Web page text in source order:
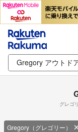
グレゴ
Gregory（グレゴリー）